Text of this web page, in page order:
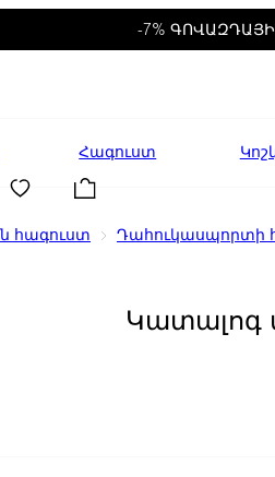
-7%
Հագուստ
հագուստ Դահուկասպորտի
Կատալոգ